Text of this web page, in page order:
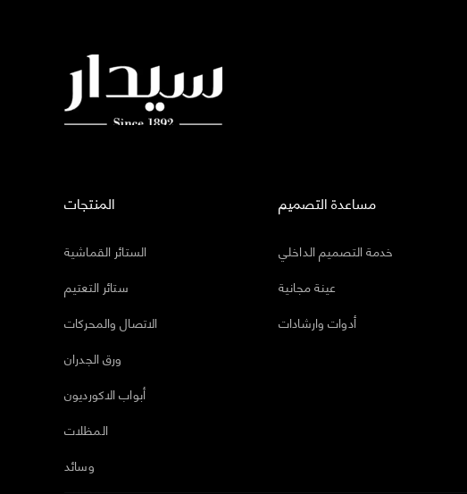
المنتجات
الستائر القماشية
ستائر التعتيم
الاتصال والمحركات
ورق الجدران
أبواب الاكورديون
المظلات
وسائد
مساعدة التصميم
خدمة التصميم الداخلي
عينة مجانية
أدوات وارشادات